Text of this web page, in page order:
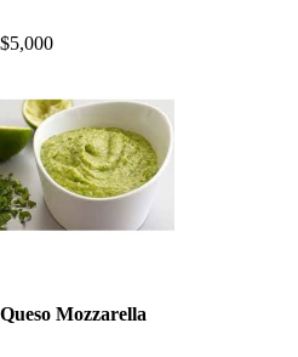
$5,000
Queso Mozzarella